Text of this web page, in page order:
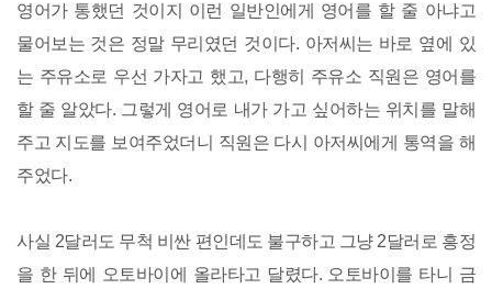
영어가 통했던 것이지 이런 일반인에게 영어를 할 줄 아냐고
물어보는 것은 정말 무리였던 것이다. 아저씨는 바로 옆에 있
는 주유소로 우선 가자고 했고, 다행히 주유소 직원은 영어를
할 줄 알았다. 그렇게 영어로 내가 가고 싶어하는 위치를 말해
주고 지도를 보여주었더니 직원은 다시 아저씨에게 통역을 해
주었다.
사실 2달러도 무척 비싼 편인데도 불구하고 그냥 2달러로 흥정
을 한 뒤에 오토바이에 올라타고 달렸다. 오토바이를 타니 금